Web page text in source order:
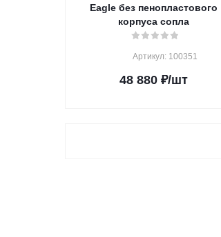
Eagle без пенопластового
корпуса сопла
Артикул: 100351
48 880 ₽/шт